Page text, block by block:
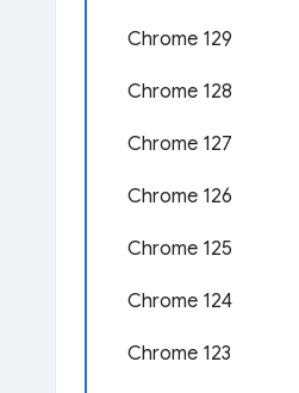
Chrome 129
Chrome 128
Chrome 127
Chrome 126
Chrome 125
Chrome 124
Chrome 123